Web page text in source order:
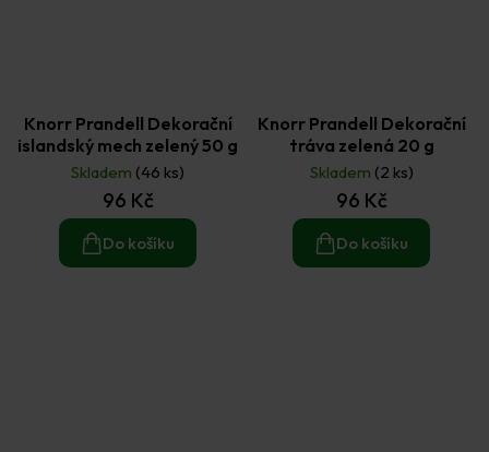
Knorr Prandell Dekorační
islandský mech zelený 50 g
Skladem (46 ks)
96 Kč
Do košíku
Knorr Prandell Dekorační
tráva zelená 20 g
Skladem (2 ks)
96 Kč
Do košíku